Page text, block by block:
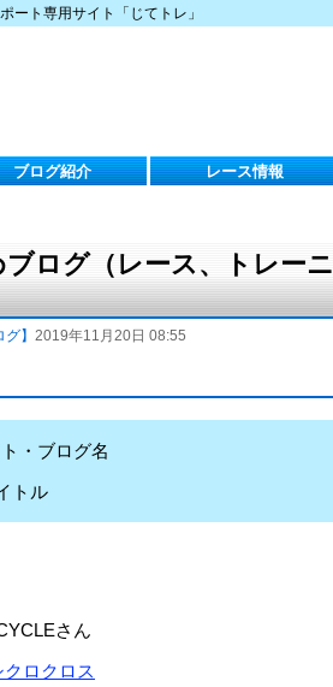
ート専用サイト「じてトレ」
ブログ紹介 レース情報
ログ（レース、トレーニ
】 2019年11月20日 08:55
・ブログ名
トル
さん
クロクロス